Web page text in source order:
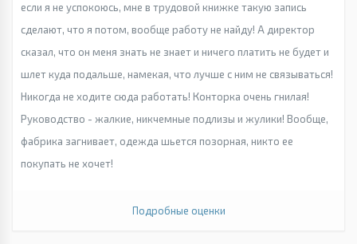
если я не успокоюсь, мне в трудовой книжке такую запись
сделают, что я потом, вообще работу не найду! А директор
сказал, что он меня знать не знает и ничего платить не будет и
шлет куда подальше, намекая, что лучше с ним не связываться!
Никогда не ходите сюда работать! Конторка очень гнилая!
Руководство - жалкие, никчемные подлизы и жулики! Вообще,
фабрика загнивает, одежда шьется позорная, никто ее
покупать не хочет!
Подробные оценки